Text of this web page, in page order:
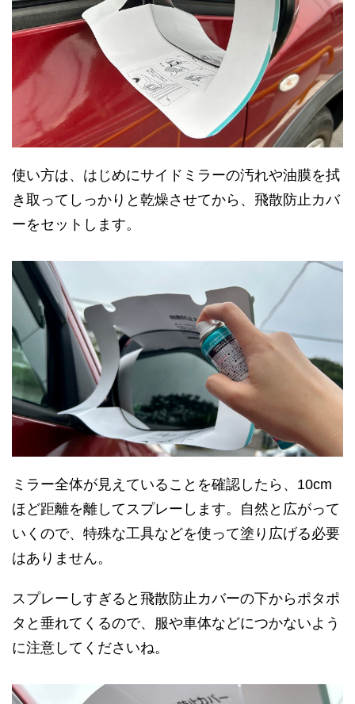
使い方は、はじめにサイドミラーの汚れや油膜を拭
き取ってしっかりと乾燥させてから、飛散防止カバ
ーをセットします。
ミラー全体が見えていることを確認したら、10cm
ほど距離を離してスプレーします。自然と広がって
いくので、特殊な工具などを使って塗り広げる必要
はありません。
スプレーしすぎると飛散防止カバーの下からポタポ
タと垂れてくるので、服や車体などにつかないよう
に注意してくださいね。